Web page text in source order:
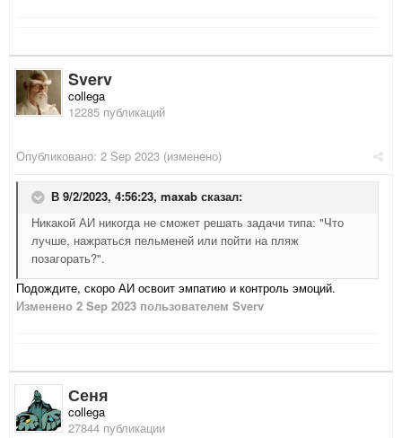
Sverv
collega
12285 публикаций
Опубликовано: 2 Sep 2023 (изменено)
В 9/2/2023, 4:56:23, maxab сказал:
Никакой АИ никогда не сможет решать задачи типа: "Что
лучше, нажраться пельменей или пойти на пляж
позагорать?".
Подождите, скоро АИ освоит эмпатию и контроль эмоций.
Изменено 2 Sep 2023 пользователем Sverv
Сеня
collega
27844 публикации